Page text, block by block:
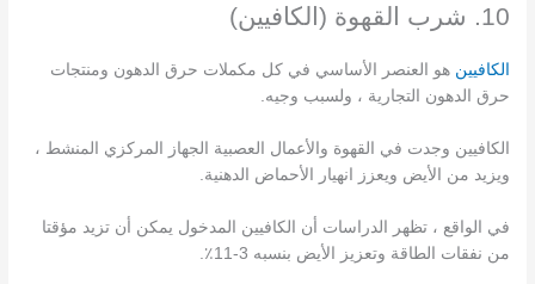
10. شرب القهوة (الكافيين)
الكافيين هو العنصر الأساسي في كل مكملات حرق الدهون ومنتجات
حرق الدهون التجارية ، ولسبب وجيه.
الكافيين وجدت في القهوة والأعمال العصبية الجهاز المركزي المنشط ،
ويزيد من الأيض ويعزز انهيار الأحماض الدهنية.
في الواقع ، تظهر الدراسات أن الكافيين المدخول يمكن أن تزيد مؤقتا
من نفقات الطاقة وتعزيز الأيض بنسبه 3-11٪.